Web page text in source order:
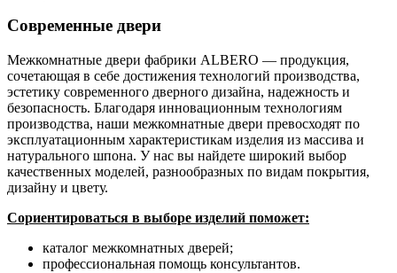
Современные двери
Межкомнатные двери фабрики ALBERO — продукция,
сочетающая в себе достижения технологий производства,
эстетику современного дверного дизайна, надежность и
безопасность. Благодаря инновационным технологиям
производства, наши межкомнатные двери превосходят по
эксплуатационным характеристикам изделия из массива и
натурального шпона. У нас вы найдете широкий выбор
качественных моделей, разнообразных по видам покрытия,
дизайну и цвету.
Сориентироваться в выборе изделий поможет:
каталог межкомнатных дверей;
профессиональная помощь консультантов.